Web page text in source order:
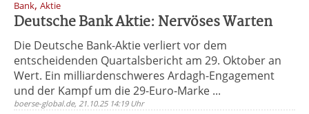
Bank, Aktie
Deutsche Bank Aktie: Nervöses Warten
Die Deutsche Bank-Aktie verliert vor dem
entscheidenden Quartalsbericht am 29. Oktober an
Wert. Ein milliardenschweres Ardagh-Engagement
und der Kampf um die 29-Euro-Marke ...
boerse-global.de, 21.10.25 14:19 Uhr